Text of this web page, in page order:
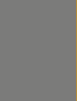
die.hofkiste/
p/Die-